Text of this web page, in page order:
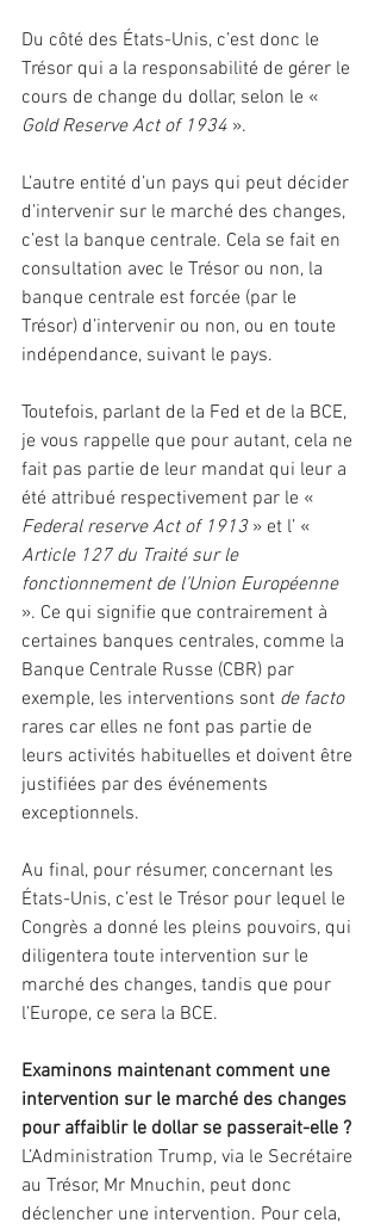
Du côté des États-Unis, c’est donc le
Trésor qui a la responsabilité de gérer le
cours de change du dollar, selon le «
Gold Reserve Act of 1934 ».
L’autre entité d’un pays qui peut décider
d’intervenir sur le marché des changes,
c’est la banque centrale. Cela se fait en
consultation avec le Trésor ou non, la
banque centrale est forcée (par le
Trésor) d’intervenir ou non, ou en toute
indépendance, suivant le pays.
Toutefois, parlant de la Fed et de la BCE,
je vous rappelle que pour autant, cela ne
fait pas partie de leur mandat qui leur a
été attribué respectivement par le «
Federal reserve Act of 1913 » et l’ «
Article 127 du Traité sur le
fonctionnement de l’Union Européenne
». Ce qui signifie que contrairement à
certaines banques centrales, comme la
Banque Centrale Russe (CBR) par
exemple, les interventions sont de facto
rares car elles ne font pas partie de
leurs activités habituelles et doivent être
justifiées par des événements
exceptionnels.
Au final, pour résumer, concernant les
États-Unis, c’est le Trésor pour lequel le
Congrès a donné les pleins pouvoirs, qui
diligentera toute intervention sur le
marché des changes, tandis que pour
l’Europe, ce sera la BCE.
Examinons maintenant comment une
intervention sur le marché des changes
pour affaiblir le dollar se passerait-elle ?
L’Administration Trump, via le Secrétaire
au Trésor, Mr Mnuchin, peut donc
déclencher une intervention. Pour cela,